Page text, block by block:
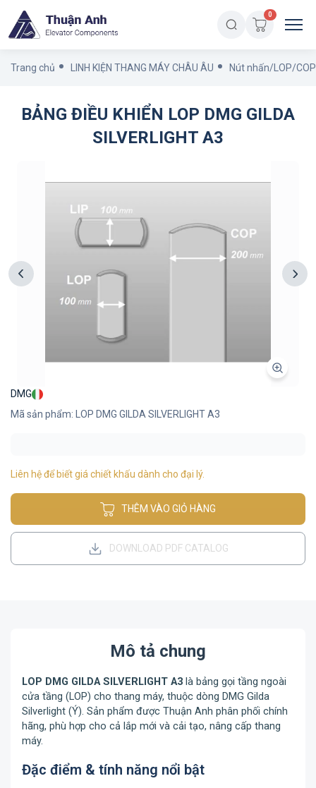
0
Trang chủ LINH KIỆN THANG MÁY CHÂU ÂU Nút nhấn/LOP/COP
BẢNG ĐIỀU KHIỂN LOP DMG GILDA
SILVERLIGHT A3
DMG
Mã sản phẩm: LOP DMG GILDA SILVERLIGHT A3
Liên hệ để biết giá chiết khấu dành cho đại lý.
THÊM VÀO GIỎ HÀNG
DOWNLOAD PDF CATALOG
Mô tả chung
LOP DMG GILDA SILVERLIGHT A3 là bảng gọi tầng ngoài
cửa tầng (LOP) cho thang máy, thuộc dòng DMG Gilda
Silverlight (Ý). Sản phẩm được Thuận Anh phân phối chính
hãng, phù hợp cho cả lắp mới và cải tạo, nâng cấp thang
máy.
Đặc điểm & tính năng nổi bật